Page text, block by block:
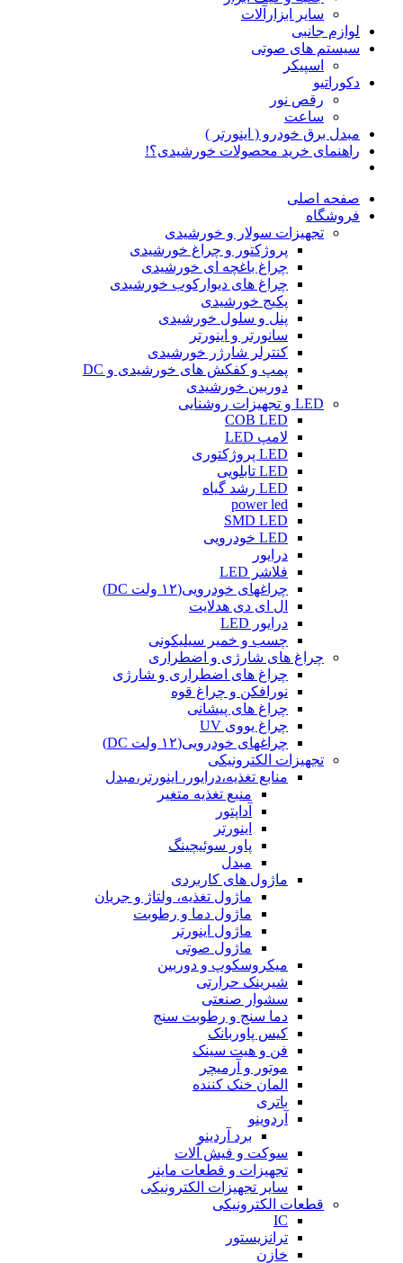
سایر ابزارآلات
لوازم جانبی
سیستم های صوتی
اسپیکر
دکوراتیو
رقص نور
ساعت
مبدل برق خودرو ( اینورتر )
راهنمای خرید محصولات خورشیدی؟!
صفحه اصلی
فروشگاه
تجهیزات سولار و خورشیدی
پروژکتور و چراغ خورشیدی
چراغ باغچه ای خورشیدی
چراغ های دیوارکوب خورشیدی
پکیج خورشیدی
پنل و سلول خورشیدی
سانورتر و اینورتر
کنترلر شارژر خورشیدی
پمپ و کفکش های خورشیدی و DC
دوربین خورشیدی
LED و تجهیزات روشنایی
COB LED
لامپ LED
LED پروژکتوری
LED تابلویی
LED رشد گیاه
power led
SMD LED
LED خودرویی
درایور
فلاشر LED
چراغهای خودرویی(۱۲ ولت DC)
ال ای دی هدلایت
درایور LED
چسب و خمیر سیلیکونی
چراغ های شارژی و اضطراری
چراغ های اضطراری و شارژی
نورافکن و چراغ قوه
چراغ های پیشانی
چراغ یووی UV
چراغهای خودرویی(۱۲ ولت DC)
تجهیزات الکترونیکی
منابع تغذیه،درایور، اینورتر،مبدل
منبع تغذیه متغیر
آداپتور
اینورتر
پاور سوئیچینگ
مبدل
ماژول های کاربردی
ماژول تغذیه، ولتاژ و جریان
ماژول دما و رطوبت
ماژول اینورتر
ماژول صوتی
میکروسکوپ و دوربین
شیرینک حرارتی
سشوار صنعتی
دما سنج و رطوبت سنج
کیس پاوربانک
فن و هیت سینک
موتور و آرمیچر
المان خنک کننده
باتری
آردوینو
برد آردینو
سوکت و فیش آلات
تجهیزات و قطعات ماینر
سایر تجهیزات الکترونیکی
قطعات الکترونیکی
IC
ترانزیستور
خازن